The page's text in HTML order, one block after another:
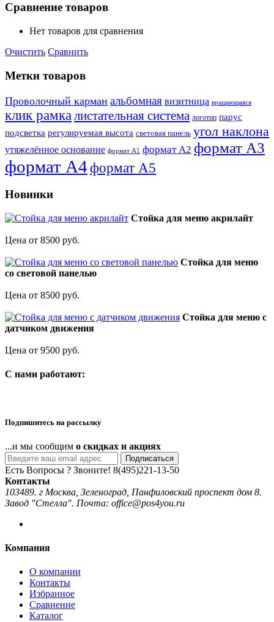
Сравнение товаров
Нет товаров для сравнения
Очистить Сравнить
Метки товаров
Проволочный карман альбомная визитница вращающаяся
клик рамка листательная система логотип парус
подсветка регулируемая высота световая панель угол наклона
утяжелённое основание формат А1 формат А2 формат А3
формат А4 формат А5
Новинки
Стойка для меню акрилайт
Цена от 8500 руб.
Стойка для меню
со световой панелью
Цена от 8500 руб.
Стойка для меню с
датчиком движения
Цена от 9500 руб.
C нами работают:
Подпишитесь на рассылку
...и мы сообщим о скидках и акциях
Подписаться
Есть Вопросы ? Звоните! 8(495)221-13-50
Контакты
103489. г Москва, Зеленоград, Панфиловский проспект дом 8.
Завод "Стелла". Почта: office@pos4you.ru
Компания
О компании
Контакты
Избранное
Сравнение
Каталог